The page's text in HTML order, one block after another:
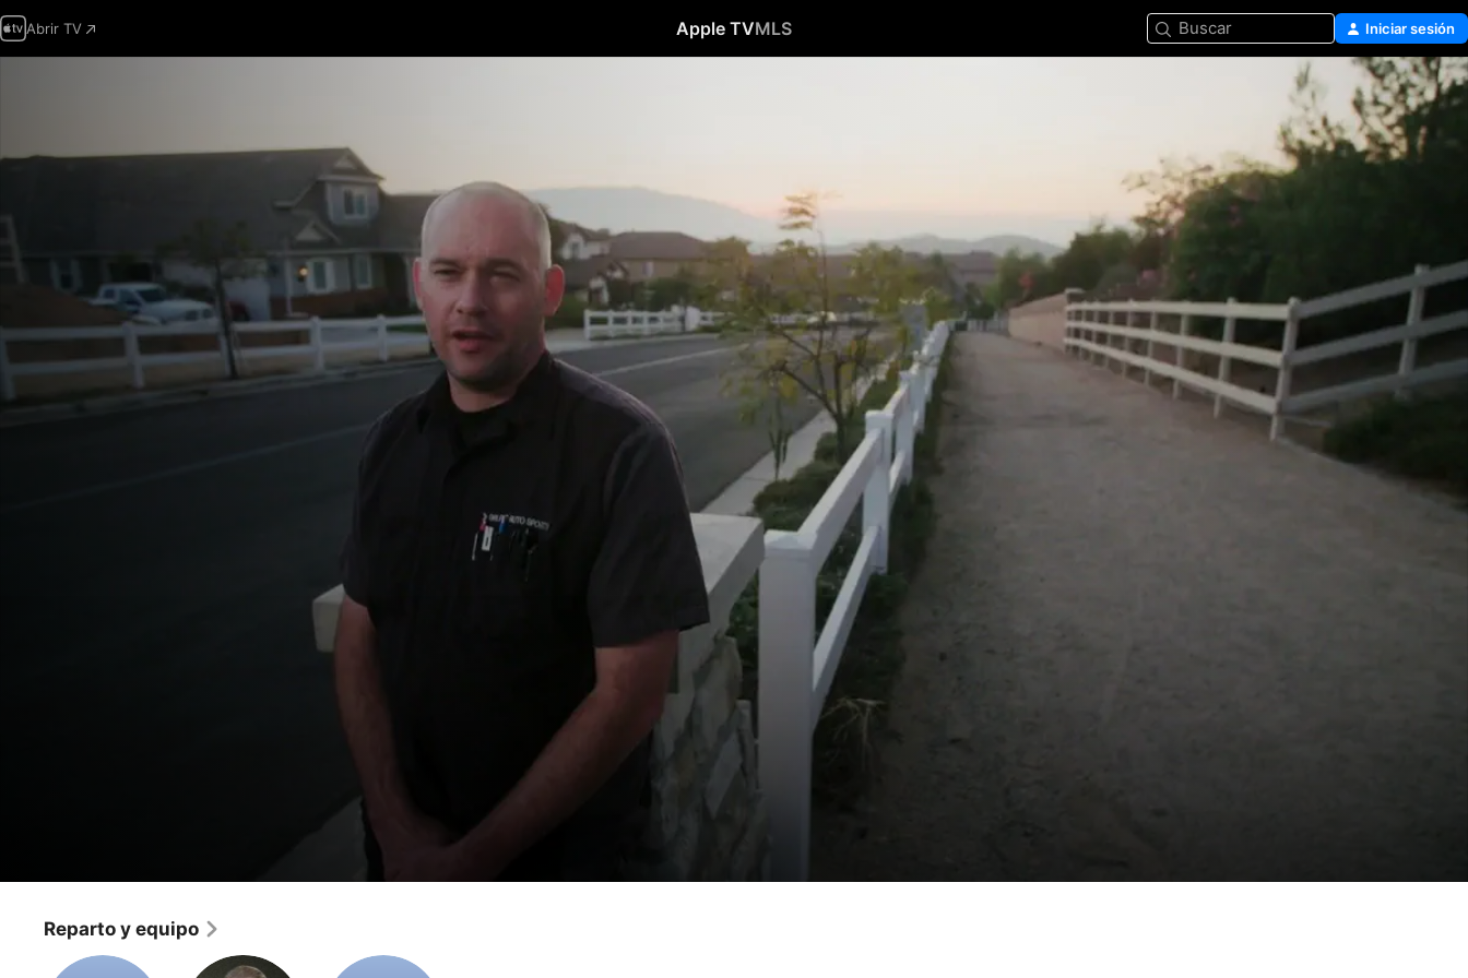
Abrir TV Apple TVMLS Buscar Iniciar sesión
El Resto-MACH 22
Reality
Reparto y equipo